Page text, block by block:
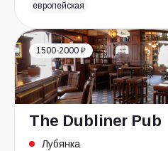
европейская
1500-2000 ₽
The Dubliner Pub
Лубянка